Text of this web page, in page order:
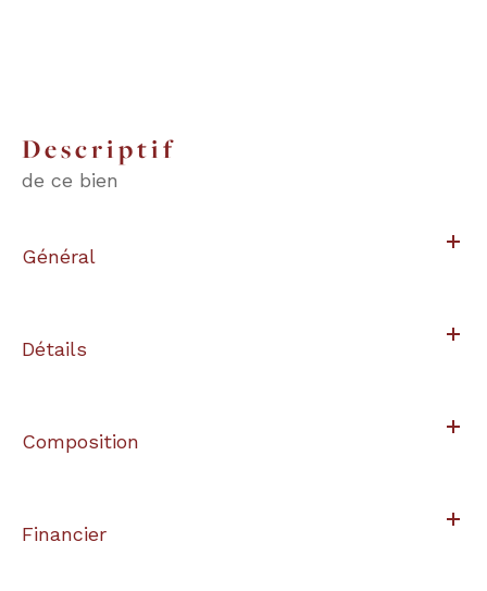
descriptif
de ce bien
Général
Détails
Composition
Financier